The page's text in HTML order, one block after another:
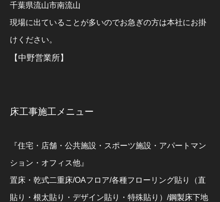
千葉県流山市南流山
現場に出ていることが多いのでお急ぎの方は本社にお掛
けください。
【中野営業所】
床工事施工メニュー
『住宅・店舗・公共施設・スポーツ施設・アパートマン
ション・オフィス他』
置床・乾式二重床/OAフロア/各種フローリング貼り（直
貼り・根太貼り・デザイン貼り・特殊貼り）/鋼製床下地